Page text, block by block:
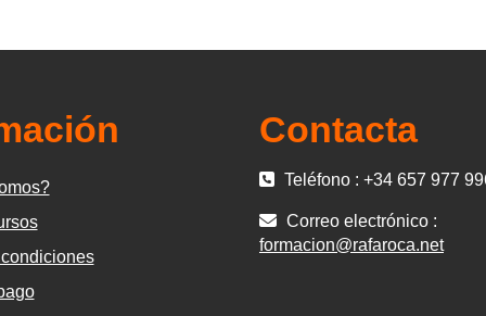
Contacta
Teléfono : +34 657 977
Correo electrónico :
formacion@rafaroca.net